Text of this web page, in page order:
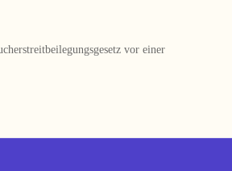
vor einer